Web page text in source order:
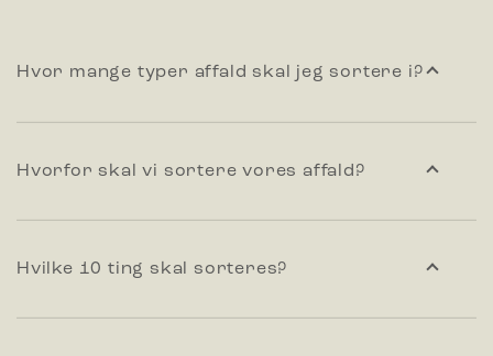
Hvor mange typer affald skal jeg sortere i?
Hvorfor skal vi sortere vores affald?
Hvilke 10 ting skal sorteres?